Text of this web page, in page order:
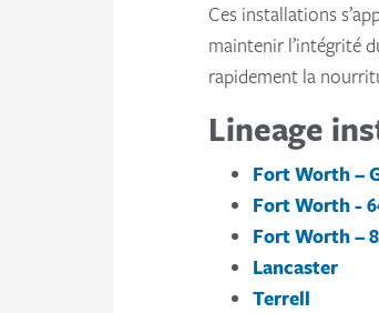
Ces installations
maintenir l’intégrité
rapidement la
Lineage
Fort Worth –
Fort Worth -
Fort Worth –
Lancaster
Terrell